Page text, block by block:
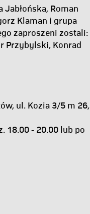
Roman
Klaman i grupa
zaproszeni zostali:
Przybylski, Konrad
ul. Kozia 3/5 m 26,
18.00 - 20.00 lub po